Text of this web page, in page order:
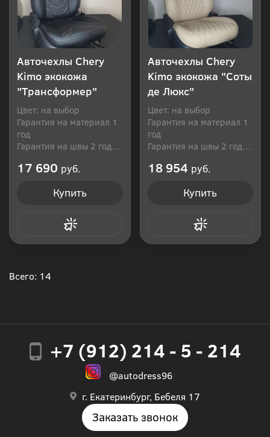
Авточехлы Chery
Kimo экокожа
"Трансформер"
Цвет: на выбор
Гарантия на материал 1
год
Гарантия на швы 2 года
17 690 руб.
Купить
Авточехлы Chery
Kimo экокожа "Соты
де Люкс"
Цвет: на выбор
Гарантия на материал 1
год
Гарантия на швы 2 года
18 954 руб.
Купить
Всего: 14
+7 (912) 214 - 5 - 214
@autodress96
г. Екатеринбург, Бебеля 17
Заказать звонок